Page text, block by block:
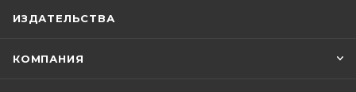
ИЗДАТЕЛЬСТВА
КОМПАНИЯ